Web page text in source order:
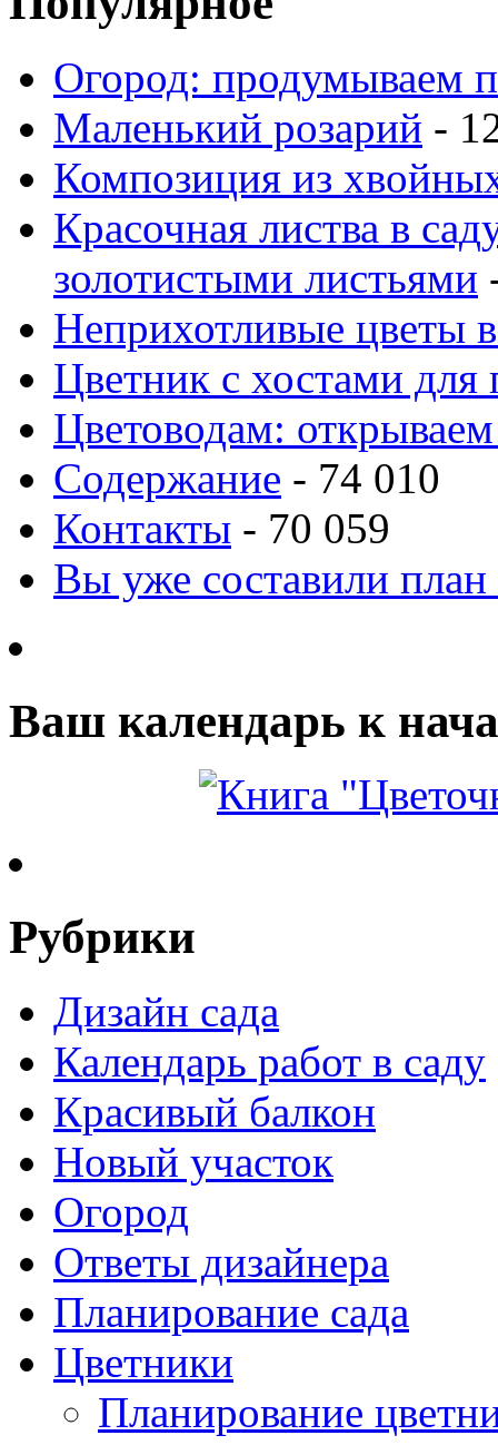
Огород: продумываем
Маленький розарий -
Композиция из
Красочная листва в
золотистыми листьями
Неприхотливые цветы
Цветник с хостами для
Цветоводам:
Содержание - 74 010
Контакты - 70 059
Вы уже составили план
Ваш календарь к
Рубрики
Дизайн сада
Календарь работ в саду
Красивый балкон
Новый участок
Огород
Ответы дизайнера
Планирование сада
Цветники
Планирование